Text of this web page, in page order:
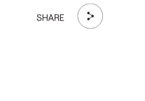
SHARE